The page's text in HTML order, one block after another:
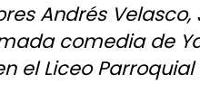
Andrés Velasco,
comedia de
el Liceo